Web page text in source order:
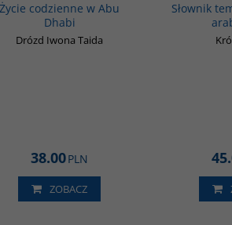
Życie codzienne w Abu
Dhabi
Drózd Iwona Taida
38.00PLN
ZOBACZ
Słownik